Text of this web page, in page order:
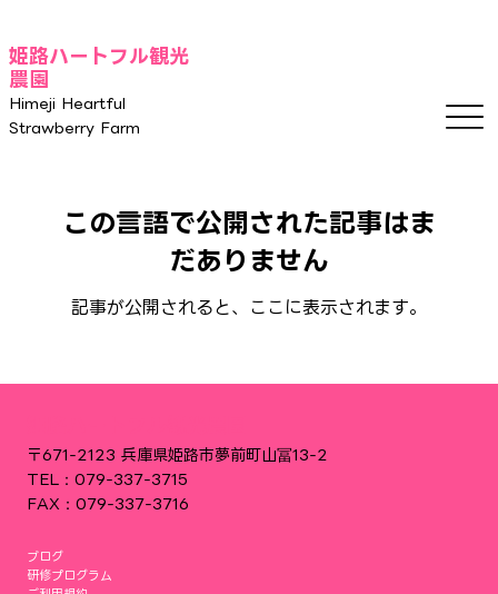
姫路ハートフル観光
農園
Himeji Heartful
Strawberry Farm
この言語で公開された記事はま
だありません
記事が公開されると、ここに表示されます。
ブログ
研修プログラム
〒671-2123 兵庫県姫路市夢前町山冨13-2
TEL：079-337-3715
FAX：079-337-3716